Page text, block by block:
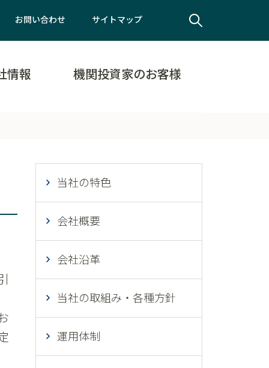
お問い合わせ サイトマップ
情報 機関投資家のお客様
当社の特色
会社概要
会社沿革
当社の取組み・各種方針
運用体制